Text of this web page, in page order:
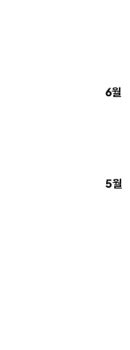
6월
5월